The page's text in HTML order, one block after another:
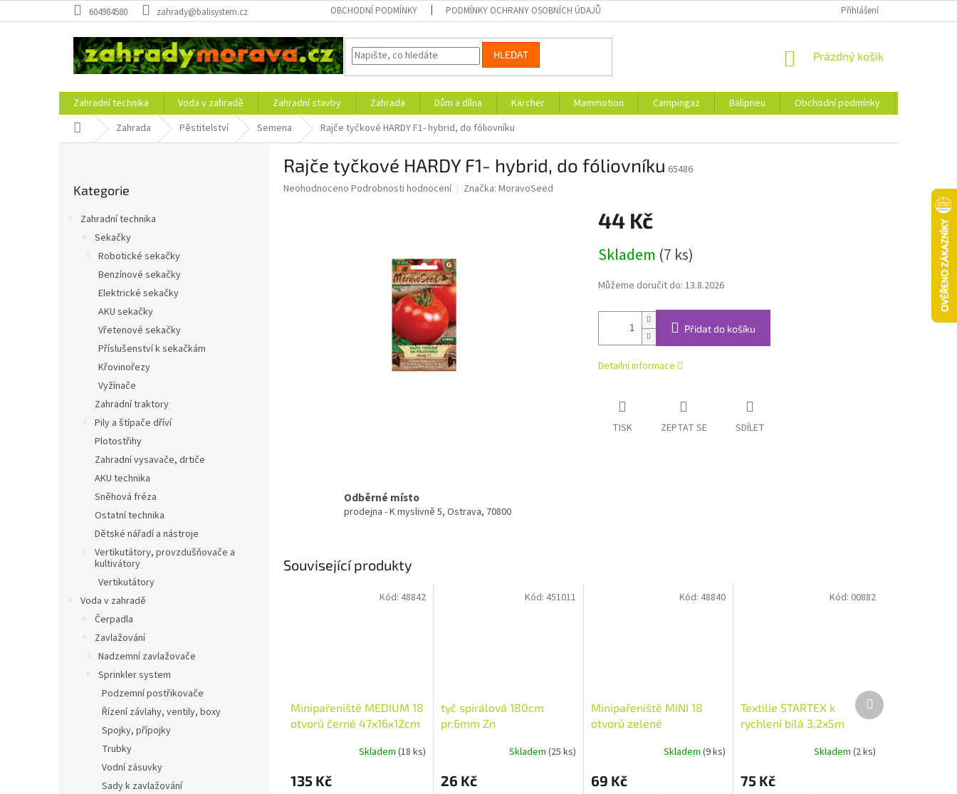
na
604984580 zahrady@balisystem.cz OBCHODNÍ PODMÍNKY PODMÍNKY OCHRANY OSOBNÍCH ÚDAJŮ Přihlášení
HLEDAT
NÁKUPNÍ
Prázdný košík
Zahradní technika Voda v zahradě Zahradní stavby Zahrada Dům a dílna Kärcher Mammotion Campingaz Balipneu Obchodní podmínky
Domů Zahrada Pěstitelství Semena Rajče tyčkové HARDY F1- hybrid, do fóliovníku
kategorie
Kategorie
Zahradní technika
Sekačky
Robotické sekačky
Benzínové sekačky
Elektrické sekačky
AKU sekačky
Vřetenové sekačky
Příslušenství k sekačkám
Křovinořezy
Vyžínače
Zahradní traktory
Pily a štípače dříví
Plotostřihy
Zahradní vysavače, drtiče
AKU technika
Sněhová fréza
Ostatní technika
Dětské nářadí a nástroje
Vertikutátory, provzdušňovače a
kultivátory
Vertikutátory
Voda v zahradě
Čerpadla
Zavlažování
Nadzemní zavlažovače
Sprinkler system
Podzemní postřikovače
Řízení závlahy, ventily, boxy
Spojky, přípojky
Trubky
Vodní zásuvky
Sady k zavlažování
Rajče tyčkové HARDY F1- hybrid, do fóliovníku 65486
Průměrné
Neohodnoceno Podrobnosti hodnocení Značka: MoravoSeed
44 Kč
cena:
Skladem (7 ks)
Můžeme doručit do: 13.8.2026
Přidat do košíku
Detailní informace
TISK ZEPTAT SE SDÍLET
Odběrné místo
prodejna - K myslivně 5, Ostrava, 70800
Související produkty
Minipařeniště MEDIUM 18
otvorů černé 47x16x12cm
Skladem (18 ks)
135 Kč
Kód: 48842
tyč spirálová 180cm
pr.6mm Zn
Skladem (25 ks)
26 Kč
Kód: 451011
Minipařeniště MINI 18
otvorů zelené
Skladem(9 ks)
69 Kč
Kód: 48840
Textilie STARTEX k
rychlení bílá 3,2x5m
Skladem (2 ks)
75 Kč
Kód: 00882
Další
produkt